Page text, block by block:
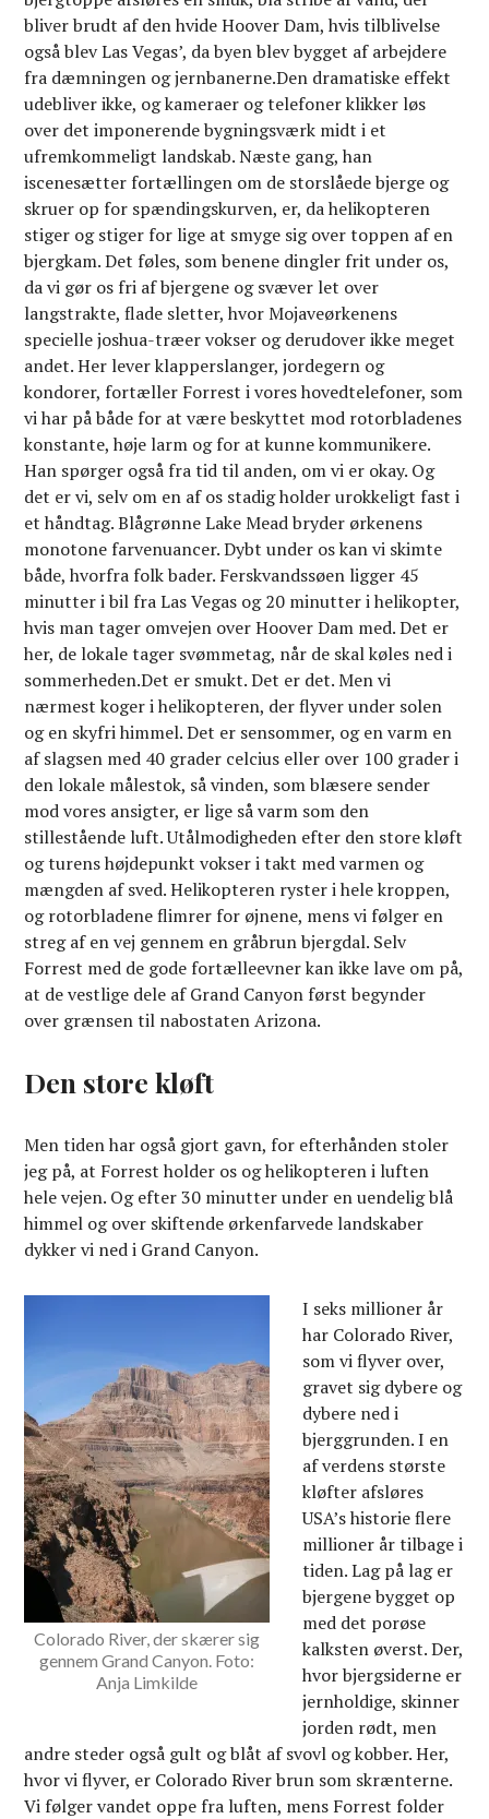
bliver brudt af den hvide Hoover Dam, hvis tilblivelse
også blev Las Vegas’, da byen blev bygget af arbejdere
fra dæmningen og jernbanerne.Den dramatiske effekt
udebliver ikke, og kameraer og telefoner klikker løs
over det imponerende bygningsværk midt i et
ufremkommeligt landskab. Næste gang, han
iscenesætter fortællingen om de storslåede bjerge og
skruer op for spændingskurven, er, da helikopteren
stiger og stiger for lige at smyge sig over toppen af en
bjergkam. Det føles, som benene dingler frit under os,
da vi gør os fri af bjergene og svæver let over
langstrakte, flade sletter, hvor Mojaveørkenens
specielle joshua-træer vokser og derudover ikke meget
andet. Her lever klapperslanger, jordegern og
kondorer, fortæller Forrest i vores hovedtelefoner, som
vi har på både for at være beskyttet mod rotorbladenes
konstante, høje larm og for at kunne kommunikere.
Han spørger også fra tid til anden, om vi er okay. Og
det er vi, selv om en af os stadig holder urokkeligt fast i
et håndtag. Blågrønne Lake Mead bryder ørkenens
monotone farvenuancer. Dybt under os kan vi skimte
både, hvorfra folk bader. Ferskvandssøen ligger 45
minutter i bil fra Las Vegas og 20 minutter i helikopter,
hvis man tager omvejen over Hoover Dam med. Det er
her, de lokale tager svømmetag, når de skal køles ned i
sommerheden.Det er smukt. Det er det. Men vi
nærmest koger i helikopteren, der flyver under solen
og en skyfri himmel. Det er sensommer, og en varm en
af slagsen med 40 grader celcius eller over 100 grader i
den lokale målestok, så vinden, som blæsere sender
mod vores ansigter, er lige så varm som den
stillestående luft. Utålmodigheden efter den store kløft
og turens højdepunkt vokser i takt med varmen og
mængden af sved. Helikopteren ryster i hele kroppen,
og rotorbladene flimrer for øjnene, mens vi følger en
streg af en vej gennem en gråbrun bjergdal. Selv
Forrest med de gode fortælleevner kan ikke lave om på,
at de vestlige dele af Grand Canyon først begynder
over grænsen til nabostaten Arizona.
Den store kløft
Men tiden har også gjort gavn, for efterhånden stoler
jeg på, at Forrest holder os og helikopteren i luften
hele vejen. Og efter 30 minutter under en uendelig blå
himmel og over skiftende ørkenfarvede landskaber
dykker vi ned i Grand Canyon.
Colorado River, der skærer sig
gennem Grand Canyon. Foto:
Anja Limkilde
I seks millioner år
har Colorado River,
som vi flyver over,
gravet sig dybere og
dybere ned i
bjerggrunden. I en
af verdens største
kløfter afsløres
USA’s historie flere
millioner år tilbage i
tiden. Lag på lag er
bjergene bygget op
med det porøse
kalksten øverst. Der,
hvor bjergsiderne er
jernholdige, skinner
jorden rødt, men
andre steder også gult og blåt af svovl og kobber. Her,
hvor vi flyver, er Colorado River brun som skrænterne.
Vi følger vandet oppe fra luften, mens Forrest folder